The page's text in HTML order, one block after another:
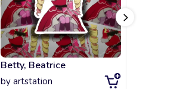
Betty, Beatrice
by artstation